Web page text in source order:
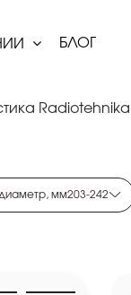
БЛОГ
Radiotehnika
мм203-242